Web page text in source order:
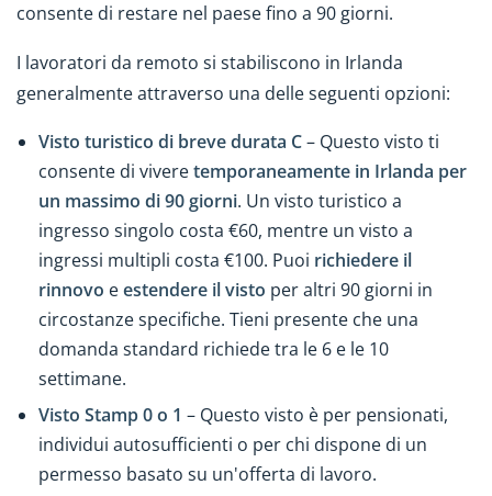
consente di restare nel paese fino a 90 giorni.
I lavoratori da remoto si stabiliscono in Irlanda
generalmente attraverso una delle seguenti opzioni:
Visto turistico di breve durata C– Questo visto ti
consente di viveretemporaneamente in Irlanda per
un massimo di 90 giorni. Un visto turistico a
ingresso singolo costa €60, mentre un visto a
ingressi multipli costa €100. Puoi richiedere il
rinnovo eestendere il visto per altri 90 giorni in
circostanze specifiche. Tieni presente che una
domanda standard richiede tra le 6 e le 10
settimane.
Visto Stamp 0 o 1 – Questo visto è per pensionati,
individui autosufficienti o per chi dispone di un
permesso basato su un'offerta di lavoro.